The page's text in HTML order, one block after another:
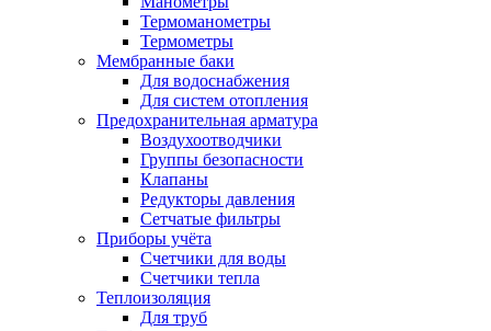
Термоманометры
Термометры
Мембранные баки
Для водоснабжения
Для систем отопления
Предохранительная арматура
Воздухоотводчики
Группы безопасности
Клапаны
Редукторы давления
Сетчатые фильтры
Приборы учёта
Счетчики для воды
Счетчики тепла
Теплоизоляция
Для труб